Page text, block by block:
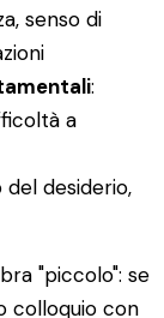
senso di
:
a
del desiderio,
"piccolo": se
colloquio con